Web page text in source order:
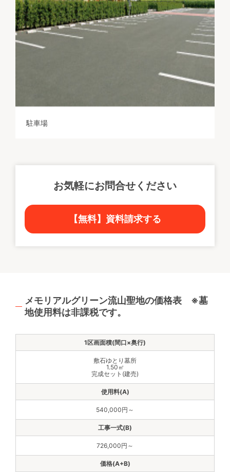
駐車場
お気軽にお問合せください
【無料】資料請求する
メモリアルグリーン流山聖地の価格表 ※墓
地使用料は非課税です。
敷石ゆとり墓所
1.50㎡
完成セット(建売)
540,000円～
726,000円～